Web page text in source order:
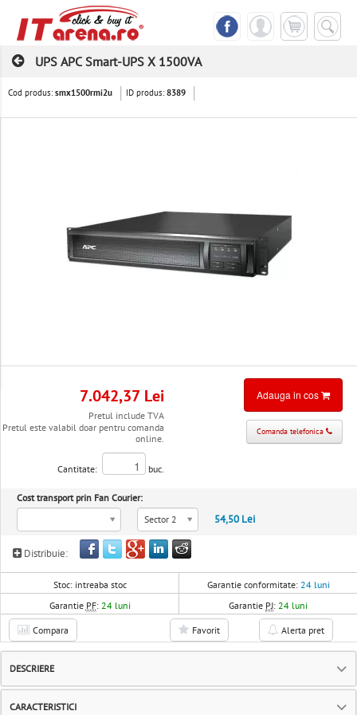
UPS APC Smart-UPS X 1500VA
Cod produs:smx1500rmi2u ID produs:8389
7.042,37 Lei
Pretul include TVA
Pretul este valabil doar pentru comanda
online.
Cantitate: buc.
Adauga in cos
Comanda telefonica
Cost transport prin Fan Courier:
Sector 2
54,50 Lei
Distribuie:
Stoc: intreaba stoc Garantie conformitate: 24 luni
Garantie PF: 24 luni Garantie PJ:24 luni
Compara Favorit Alerta pret
DESCRIERE
CARACTERISTICI